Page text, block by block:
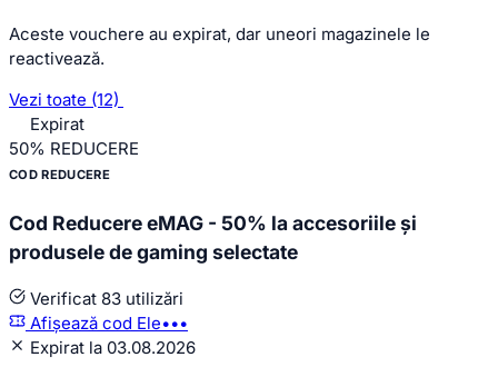
Aceste vouchere au expirat, dar uneori magazinele le
reactivează.
Vezi toate (12)
Expirat
50% REDUCERE
COD REDUCERE
Cod Reducere eMAG - 50% la accesoriile și
produsele de gaming selectate
Verificat 83 utilizări
Afișează cod Ele•••
Expirat la 03.08.2026